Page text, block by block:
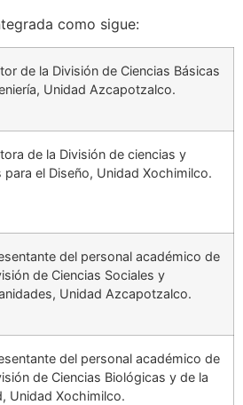
como sigue:
de la División de Ciencias Básicas
Unidad Azcapotzalco.
de la División de ciencias y
para el Diseño, Unidad Xochimilco.
del personal académico de
de Ciencias Sociales y
Unidad Azcapotzalco.
del personal académico de
de Ciencias Biológicas y de la
Unidad Xochimilco.